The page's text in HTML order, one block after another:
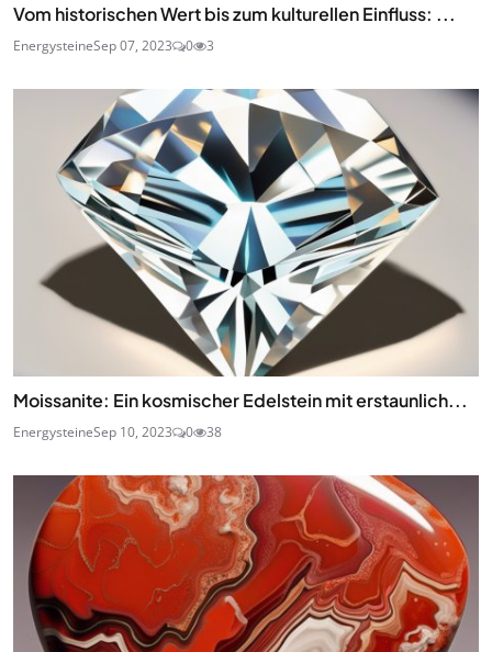
Vom historischen Wert bis zum kulturellen Einfluss: ...
EnergysteineSep 07, 2023 0 3
Moissanite: Ein kosmischer Edelstein mit erstaunlich...
EnergysteineSep 10, 2023 0 38